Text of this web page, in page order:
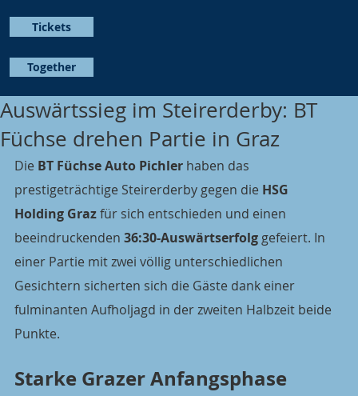
Together
Tickets
Auswärtssieg im Steirerderby: BT
Füchse drehen Partie in Graz
Die BT Füchse Auto Pichler haben das
prestigeträchtige Steirerderby gegen die HSG
Holding Graz für sich entschieden und einen
beeindruckenden 36:30-Auswärtserfolg gefeiert. In
einer Partie mit zwei völlig unterschiedlichen
Gesichtern sicherten sich die Gäste dank einer
fulminanten Aufholjagd in der zweiten Halbzeit beide
Punkte.
Starke Grazer Anfangsphase